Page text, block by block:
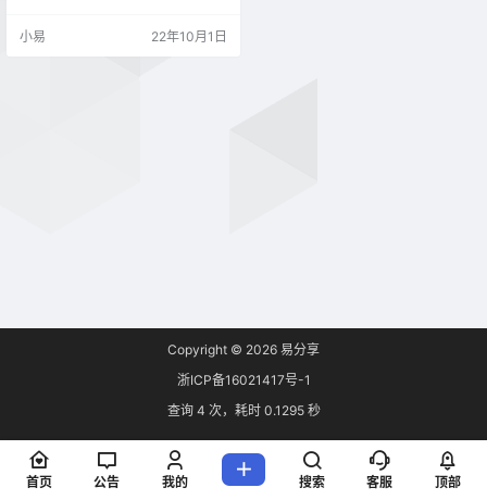
盘)。支持Win7及以上操作系统，程
序支持自动化执行操作。 2.0版本
小易 22年10月1日
Copyright © 2026 易分享
浙ICP备16021417号-1
查询 4 次，耗时 0.1295 秒
首页 公告 我的 搜索 客服 顶部